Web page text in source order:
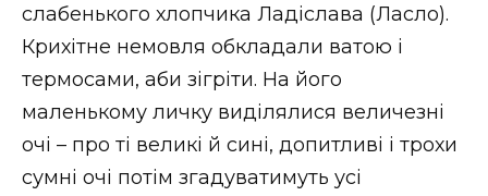
слабенького хлопчика Ладіслава (Ласло).
Крихітне немовля обкладали ватою і
термосами, аби зігріти. На його
маленькому личку виділялися величезні
очі – про ті великі й сині, допитливі і трохи
сумні очі потім згадуватимуть усі